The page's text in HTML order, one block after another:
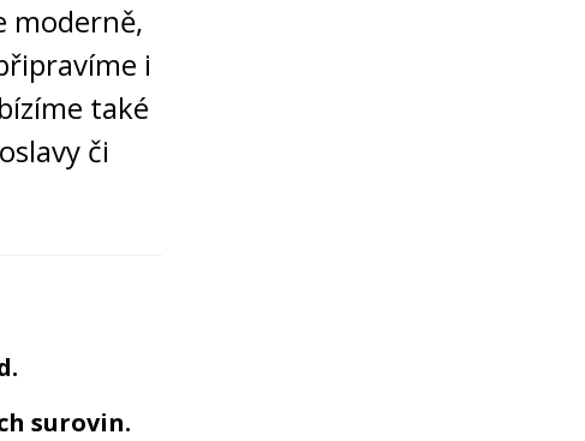
moderně,
i
také
či
surovin.